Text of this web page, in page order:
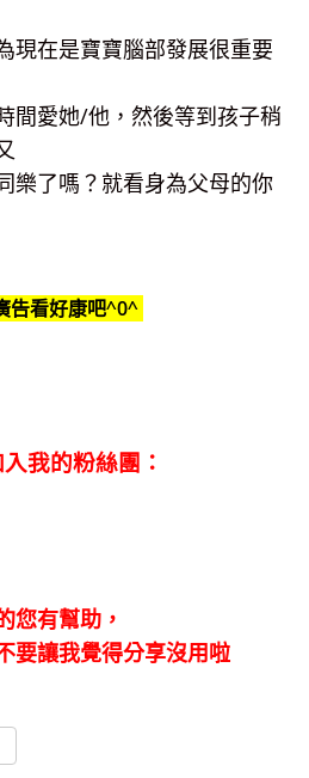
現在是寶寶腦部發展很重要
間愛她/他，然後等到孩子稍
樂了嗎？就看身為父母的你
告看好康吧^0^
我的粉絲團：
您有幫助，
要讓我覺得分享沒用啦